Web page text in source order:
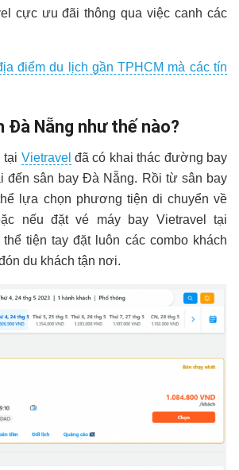
cực ưu đãi thông qua việc canh các
điểm du lịch gần TPHCM mà các tín
Đà Nẵng như thế nào?
tại Vietravel đã có khai thác đường bay
đến sân bay Đà Nẵng. Rồi từ sân bay
lựa chọn phương tiện di chuyển về
nếu đặt vé máy bay Vietravel tại
tiện tay đặt luôn các combo khách
du khách tận nơi.